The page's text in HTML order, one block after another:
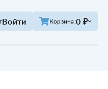
Войти Корзина:0 ₽